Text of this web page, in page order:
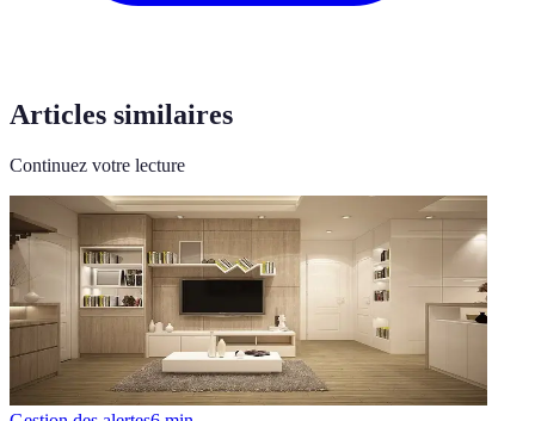
Articles similaires
Continuez votre lecture